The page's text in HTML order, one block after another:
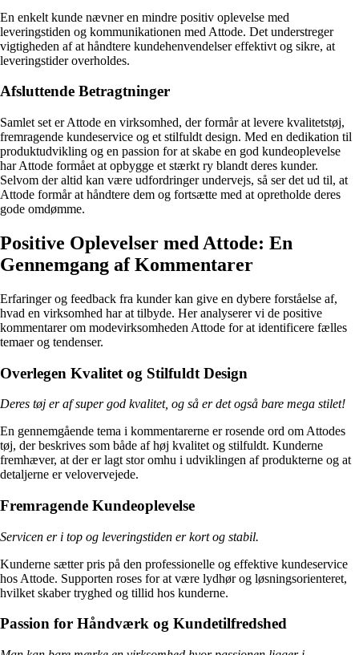
En enkelt kunde nævner en mindre positiv oplevelse med
leveringstiden og kommunikationen med Attode. Det understreger
vigtigheden af at håndtere kundehenvendelser effektivt og sikre, at
leveringstider overholdes.
Afsluttende Betragtninger
Samlet set er Attode en virksomhed, der formår at levere kvalitetstøj,
fremragende kundeservice og et stilfuldt design. Med en dedikation til
produktudvikling og en passion for at skabe en god kundeoplevelse
har Attode formået at opbygge et stærkt ry blandt deres kunder.
Selvom der altid kan være udfordringer undervejs, så ser det ud til, at
Attode formår at håndtere dem og fortsætte med at opretholde deres
gode omdømme.
Positive Oplevelser med Attode: En
Gennemgang af Kommentarer
Erfaringer og feedback fra kunder kan give en dybere forståelse af,
hvad en virksomhed har at tilbyde. Her analyserer vi de positive
kommentarer om modevirksomheden Attode for at identificere fælles
temaer og tendenser.
Overlegen Kvalitet og Stilfuldt Design
Deres tøj er af super god kvalitet, og så er det også bare mega stilet!
En gennemgående tema i kommentarerne er rosende ord om Attodes
tøj, der beskrives som både af høj kvalitet og stilfuldt. Kunderne
fremhæver, at der er lagt stor omhu i udviklingen af produkterne og at
detaljerne er velovervejede.
Fremragende Kundeoplevelse
Servicen er i top og leveringstiden er kort og stabil.
Kunderne sætter pris på den professionelle og effektive kundeservice
hos Attode. Supporten roses for at være lydhør og løsningsorienteret,
hvilket skaber tryghed og tillid hos kunderne.
Passion for Håndværk og Kundetilfredshed